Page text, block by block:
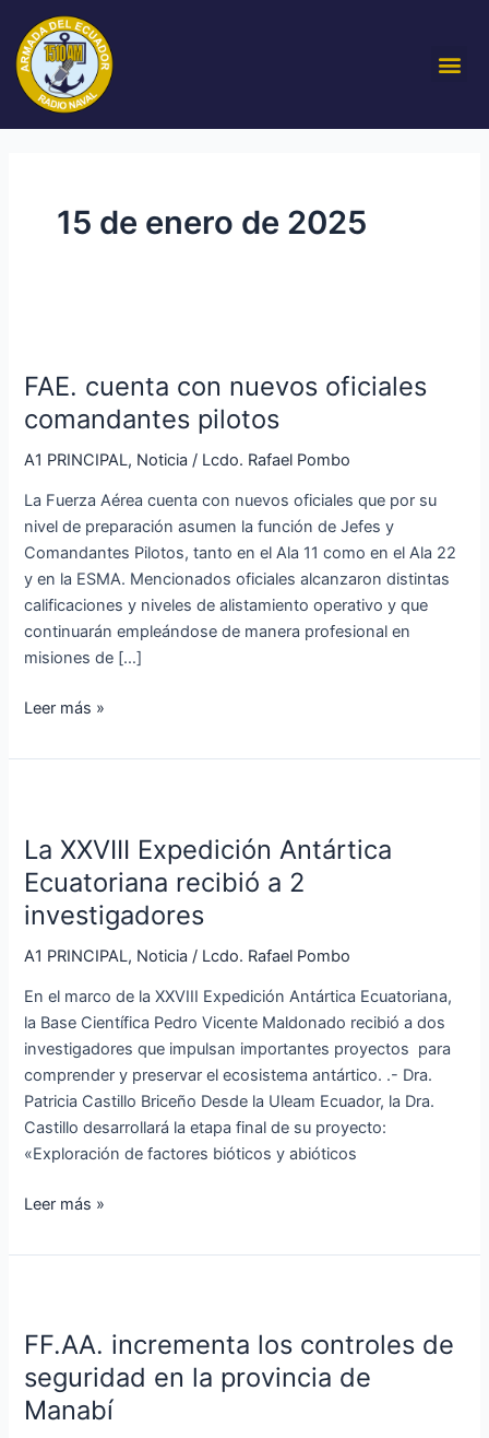
contenido
15 de enero de 2025
FAE. cuenta con nuevos oficiales
comandantes pilotos
A1 PRINCIPAL, Noticia / Lcdo. Rafael Pombo
La Fuerza Aérea cuenta con nuevos oficiales que por su
nivel de preparación asumen la función de Jefes y
Comandantes Pilotos, tanto en el Ala 11 como en el Ala 22
y en la ESMA. Mencionados oficiales alcanzaron distintas
calificaciones y niveles de alistamiento operativo y que
continuarán empleándose de manera profesional en
misiones de […]
con
nuevos
comandantes
pilotos
Leer más »
La XXVIII Expedición Antártica
Ecuatoriana recibió a 2
investigadores
A1 PRINCIPAL, Noticia / Lcdo. Rafael Pombo
En el marco de la XXVIII Expedición Antártica Ecuatoriana,
la Base Científica Pedro Vicente Maldonado recibió a dos
investigadores que impulsan importantes proyectos para
comprender y preservar el ecosistema antártico. .- Dra.
Patricia Castillo Briceño Desde la Uleam Ecuador, la Dra.
Castillo desarrollará la etapa final de su proyecto:
«Exploración de factores bióticos y abióticos
Expedición
Antártica
Ecuatoriana
recibió
a
investigadores
Leer más »
FF.AA. incrementa los controles de
seguridad en la provincia de
Manabí
los
controles
de
seguridad